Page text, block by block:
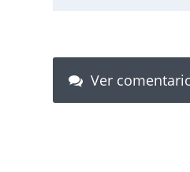
Ver